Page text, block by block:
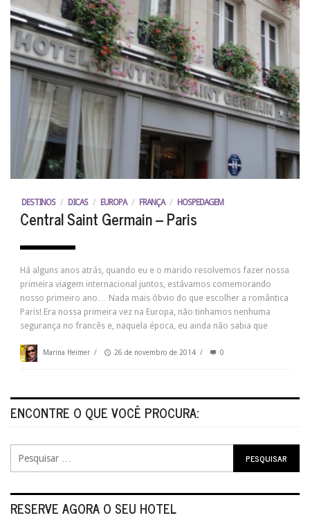
DESTINOS / DICAS / EUROPA / FRANÇA / HOSPEDAGEM
Central Saint Germain – Paris
Há alguns anos atrás, quando eu e o marido resolvemos fazer nossa
primeira viagem internacional juntos, estávamos comemorando
nosso primeiro ano… Nada mais óbvio do que escolher a romântica
Paris! Era nossa primeira vez na Europa, não tinhamos nenhuma
segurança no francês e, naquela época, eu ainda não sabia que
Marina Heimer / 26 de novembro de 2014 / 0
ENCONTRE O QUE VOCÊ PROCURA:
RESERVE AGORA O SEU HOTEL